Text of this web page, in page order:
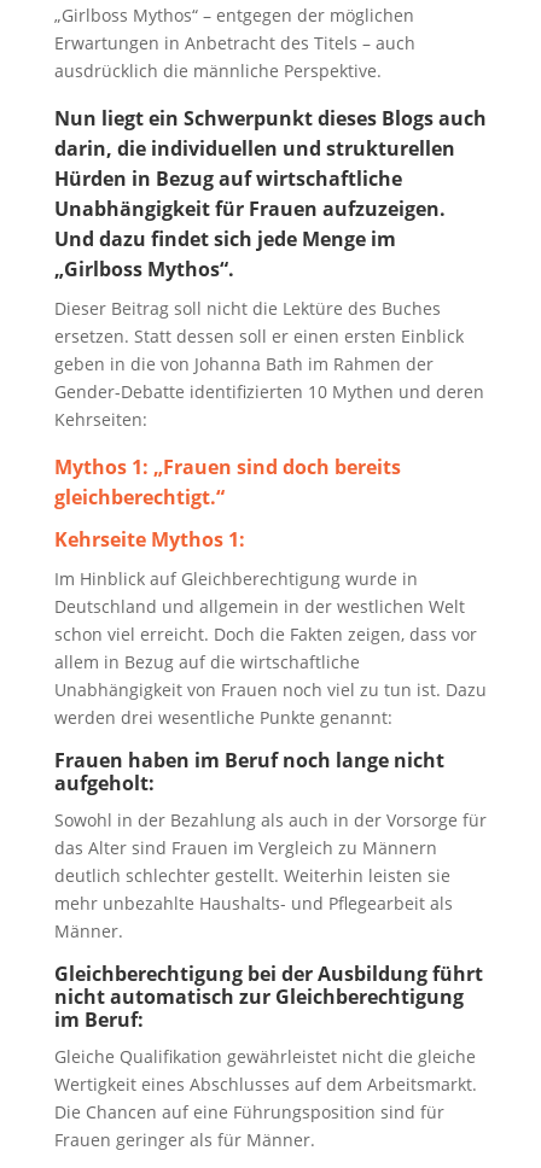
„Girlboss Mythos“ – entgegen der möglichen
Erwartungen in Anbetracht des Titels – auch
ausdrücklich die männliche Perspektive.
Nun liegt ein Schwerpunkt dieses Blogs auch
darin, die individuellen und strukturellen
Hürden in Bezug auf wirtschaftliche
Unabhängigkeit für Frauen aufzuzeigen.
Und dazu findet sich jede Menge im
„Girlboss Mythos“.
Dieser Beitrag soll nicht die Lektüre des Buches
ersetzen. Statt dessen soll er einen ersten Einblick
geben in die von Johanna Bath im Rahmen der
Gender-Debatte identifizierten 10 Mythen und deren
Kehrseiten:
Mythos 1: „Frauen sind doch bereits
gleichberechtigt.“
Kehrseite Mythos 1:
Im Hinblick auf Gleichberechtigung wurde in
Deutschland und allgemein in der westlichen Welt
schon viel erreicht. Doch die Fakten zeigen, dass vor
allem in Bezug auf die wirtschaftliche
Unabhängigkeit von Frauen noch viel zu tun ist. Dazu
werden drei wesentliche Punkte genannt:
Frauen haben im Beruf noch lange nicht
aufgeholt:
Sowohl in der Bezahlung als auch in der Vorsorge für
das Alter sind Frauen im Vergleich zu Männern
deutlich schlechter gestellt. Weiterhin leisten sie
mehr unbezahlte Haushalts- und Pflegearbeit als
Männer.
Gleichberechtigung bei der Ausbildung führt
nicht automatisch zur Gleichberechtigung
im Beruf:
Gleiche Qualifikation gewährleistet nicht die gleiche
Wertigkeit eines Abschlusses auf dem Arbeitsmarkt.
Die Chancen auf eine Führungsposition sind für
Frauen geringer als für Männer.